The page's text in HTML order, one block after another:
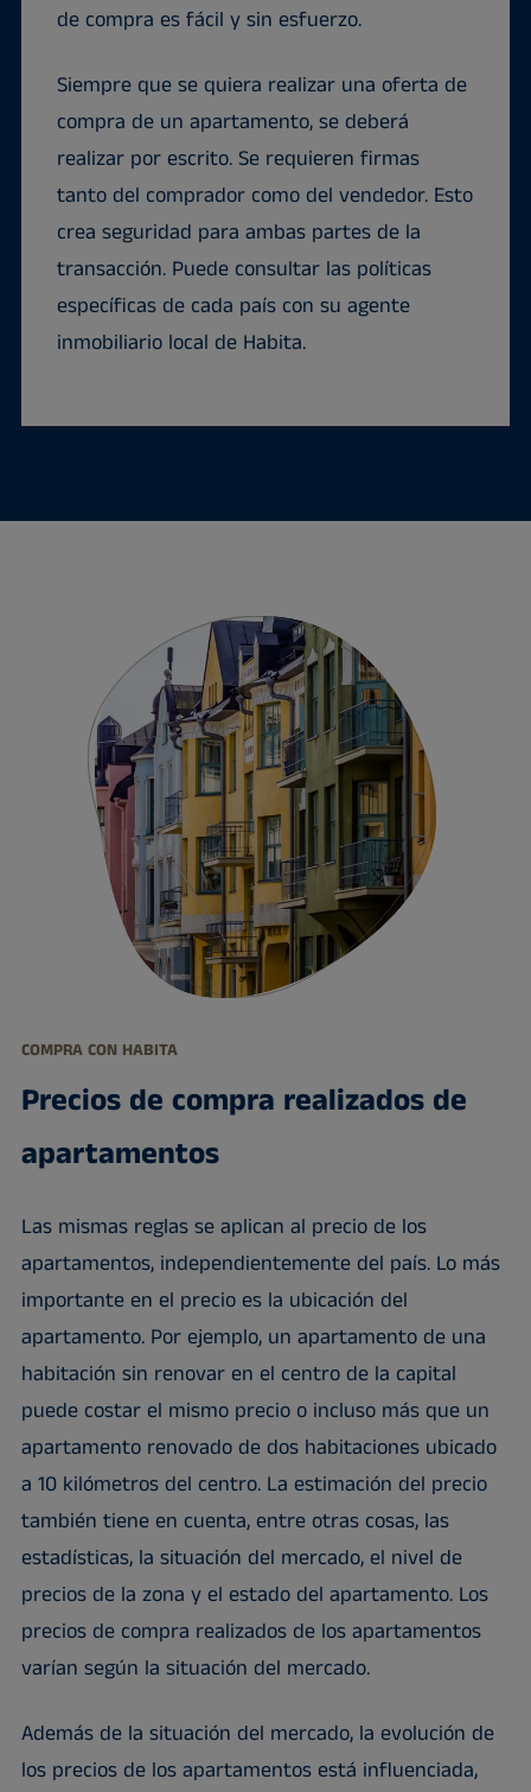
de compra es fácil y sin esfuerzo.
Siempre que se quiera realizar una oferta de
compra de un apartamento, se deberá
realizar por escrito. Se requieren firmas
tanto del comprador como del vendedor. Esto
crea seguridad para ambas partes de la
transacción. Puede consultar las políticas
específicas de cada país con su agente
inmobiliario local de Habita.
COMPRA CON HABITA
Precios de compra realizados de
apartamentos
Las mismas reglas se aplican al precio de los
apartamentos, independientemente del país. Lo más
importante en el precio es la ubicación del
apartamento. Por ejemplo, un apartamento de una
habitación sin renovar en el centro de la capital
puede costar el mismo precio o incluso más que un
apartamento renovado de dos habitaciones ubicado
a 10 kilómetros del centro. La estimación del precio
también tiene en cuenta, entre otras cosas, las
estadísticas, la situación del mercado, el nivel de
precios de la zona y el estado del apartamento. Los
precios de compra realizados de los apartamentos
varían según la situación del mercado.
Además de la situación del mercado, la evolución de
los precios de los apartamentos está influenciada,